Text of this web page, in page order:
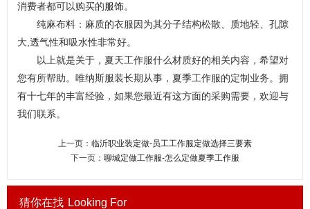
消费者都可以购买的服饰。
纯麻布料：麻质的衣服因为其分子结构松散、质地轻、孔隙
大,透气性和吸水性非常好。
以上就是关于，夏天工作服什么材质好的相关内容，希望对
您有所帮助。唯纳斯服装长期从事，夏季工作服的定制业务。拥
有十七年的丰富经验，如果您最近有这方面的采购需要，欢迎与
我们联系。
上一页： 临沂职业装定做-员工工作服定做选择三要素
下一页： 聊城定做工作服-怎么定做夏季工作服
猜你在找 Looking For